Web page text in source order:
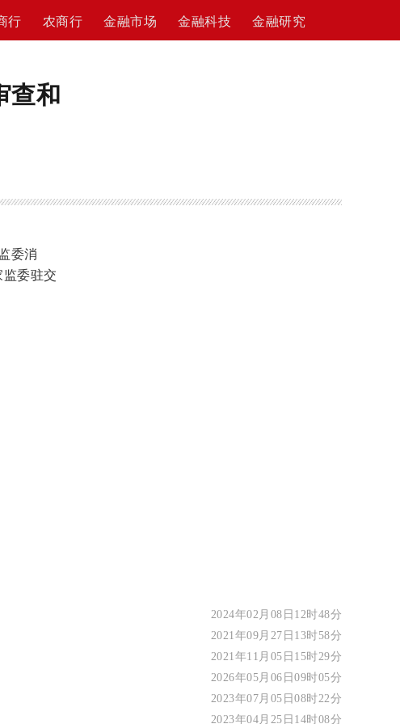
行 农商行 金融市场 金融科技 金融研究
查和
委消
委驻交
2024年02月08日12时48分
2021年09月27日13时58分
2021年11月05日15时29分
2026年05月06日09时05分
2023年07月05日08时22分
2023年04月25日14时08分